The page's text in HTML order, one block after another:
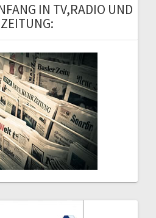
IN TV,RADIO UND
ZEITUNG: